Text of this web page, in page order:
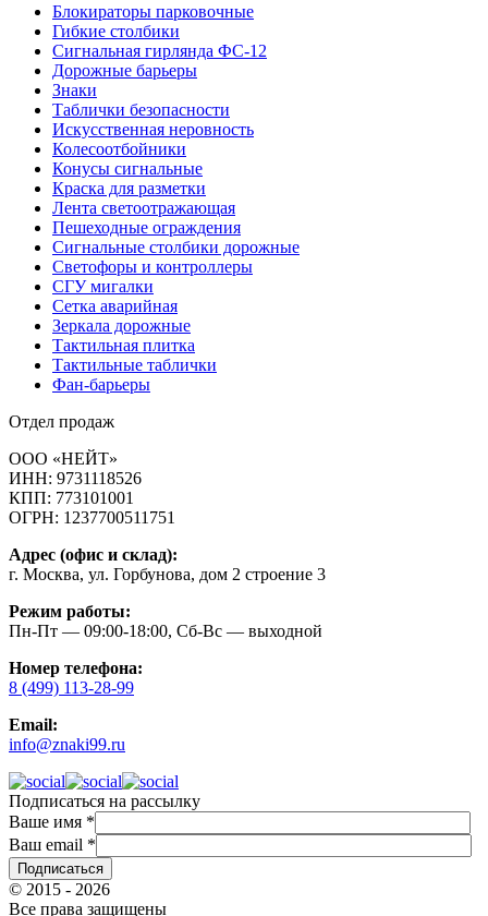
Блокираторы парковочные
Гибкие столбики
Сигнальная гирлянда ФС-12
Дорожные барьеры
Знаки
Таблички безопасности
Искусственная неровность
Колесоотбойники
Конусы сигнальные
Краска для разметки
Лента светоотражающая
Пешеходные ограждения
Сигнальные столбики дорожные
Светофоры и контроллеры
СГУ мигалки
Cетка аварийная
Зеркала дорожные
Тактильная плитка
Тактильные таблички
Фан-барьеры
Отдел продаж
ООО «НЕЙТ»
ИНН: 9731118526
КПП: 773101001
ОГРН: 1237700511751
Адрес (офис и склад):
г. Москва, ул. Горбунова, дом 2 строение 3
Режим работы:
Пн-Пт — 09:00-18:00, Сб-Вс — выходной
Номер телефона:
8 (499) 113-28-99
Email:
info@znaki99.ru
Подписаться на рассылку
Ваше имя *
Ваш email *
© 2015 - 2026
Все права защищены